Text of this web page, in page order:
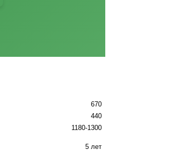
670
440
1180-1300
5 лет